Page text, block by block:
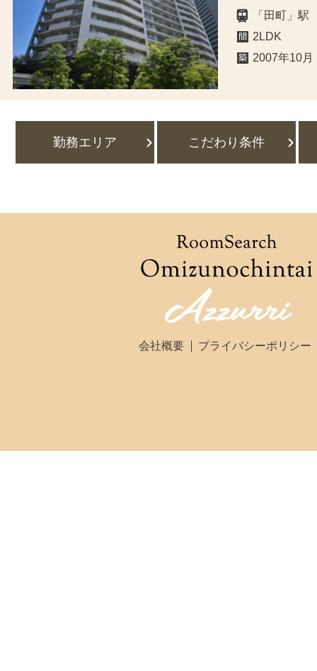
「田町」
2LDK
2007年10月
勤務エリア こだわり条件
会社概要 プライバシーポリシー